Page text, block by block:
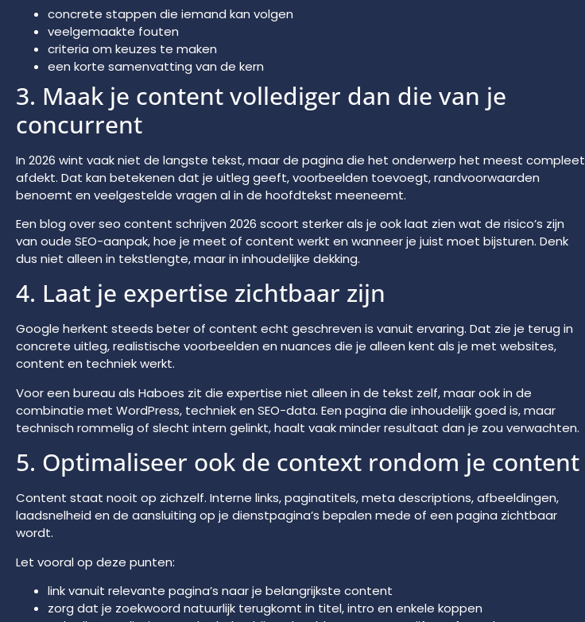
concrete stappen die iemand kan volgen
veelgemaakte fouten
criteria om keuzes te maken
een korte samenvatting van de kern
3. Maak je content vollediger dan die van je
concurrent
In 2026 wint vaak niet de langste tekst, maar de pagina die het onderwerp het meest compleet
afdekt. Dat kan betekenen dat je uitleg geeft, voorbeelden toevoegt, randvoorwaarden
benoemt en veelgestelde vragen al in de hoofdtekst meeneemt.
Een blog over seo content schrijven 2026 scoort sterker als je ook laat zien wat de risico’s zijn
van oude SEO-aanpak, hoe je meet of content werkt en wanneer je juist moet bijsturen. Denk
dus niet alleen in tekstlengte, maar in inhoudelijke dekking.
4. Laat je expertise zichtbaar zijn
Google herkent steeds beter of content echt geschreven is vanuit ervaring. Dat zie je terug in
concrete uitleg, realistische voorbeelden en nuances die je alleen kent als je met websites,
content en techniek werkt.
Voor een bureau als Haboes zit die expertise niet alleen in de tekst zelf, maar ook in de
combinatie met WordPress, techniek en SEO-data. Een pagina die inhoudelijk goed is, maar
technisch rommelig of slecht intern gelinkt, haalt vaak minder resultaat dan je zou verwachten.
5. Optimaliseer ook de context rondom je content
Content staat nooit op zichzelf. Interne links, paginatitels, meta descriptions, afbeeldingen,
laadsnelheid en de aansluiting op je dienstpagina’s bepalen mede of een pagina zichtbaar
wordt.
Let vooral op deze punten:
link vanuit relevante pagina’s naar je belangrijkste content
zorg dat je zoekwoord natuurlijk terugkomt in titel, intro en enkele koppen